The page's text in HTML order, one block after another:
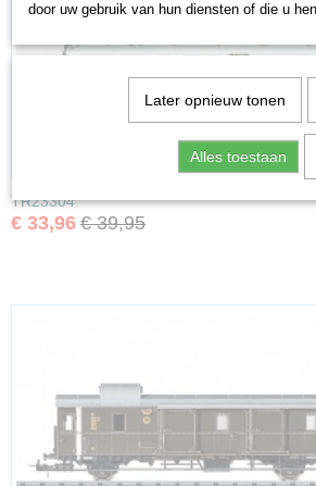
TR23304
€ 33,96 € 39,95
door uw gebruik van hun diensten of die u
Later opnieuw tonen
Alles toestaan